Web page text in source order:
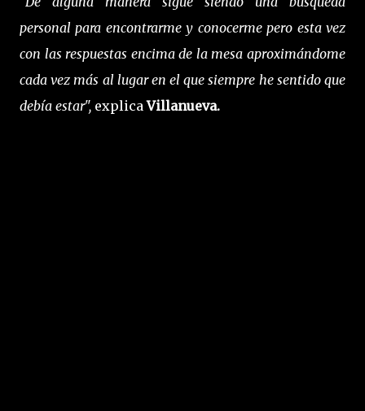
personal para encontrarme y conocerme pero esta vez
con las respuestas encima de la mesa aproximándome
cada vez más al lugar en el que siempre he sentido que
debía estar", explicaVillanueva.